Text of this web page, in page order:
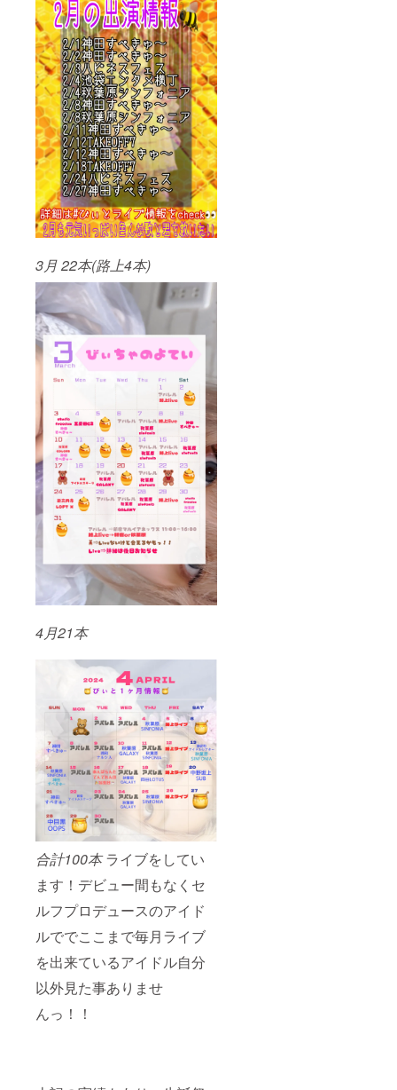
3月 22本(路上4本)
4月21本
合計100本ライブをしてい
ます！デビュー間もなくセ
ルフプロデュースのアイド
ルででここまで毎月ライブ
を出来ているアイドル自分
以外見た事ありませ
んっ！！